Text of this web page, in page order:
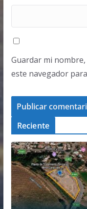
Guardar mi
este navegador
Reciente